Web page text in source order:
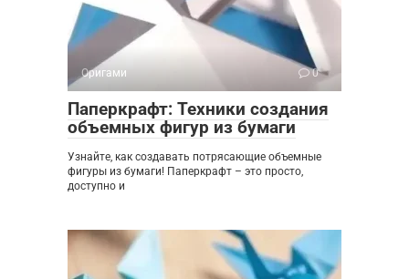
Оригами 0
Паперкрафт: Техники создания
объемных фигур из бумаги
Узнайте, как создавать потрясающие объемные
фигуры из бумаги! Паперкрафт – это просто,
доступно и